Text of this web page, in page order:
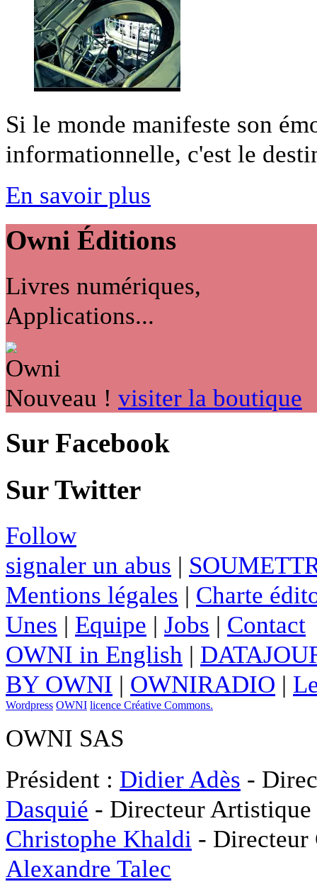
Si le monde manifeste son
informationnelle, c'est le
En savoir plus
Owni Éditions
Livres numériques,
Applications...
Nouveau ! visiter la boutique
Sur Facebook
Sur Twitter
Follow
signaler un abus |
Mentions légales | Charte
Unes | Equipe | Jobs | Contact
OWNI in English |
BY OWNI | OWNIRADIO |
Wordpress OWNI licence Créative Commons.
OWNI SAS
Président : Didier Adès -
Dasquié - Directeur
Christophe Khaldi -
Alexandre Talec